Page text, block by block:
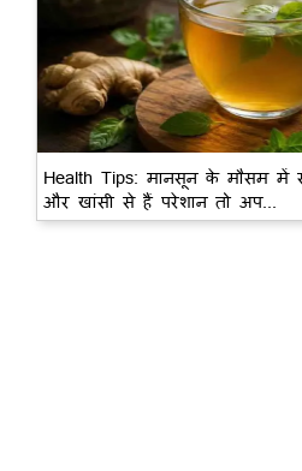
Health Tips: मानसून के मौसम में
और खांसी से हैं परेशान तो अप...